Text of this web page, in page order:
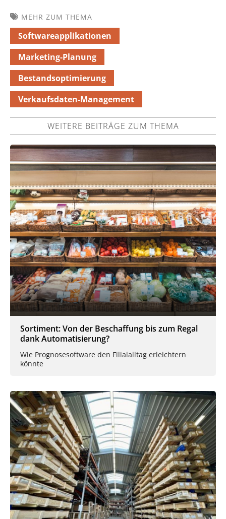
MEHR ZUM THEMA
Softwareapplikationen
Marketing-Planung
Bestandsoptimierung
Verkaufsdaten-Management
WEITERE BEITRÄGE ZUM THEMA
Sortiment: Von der Beschaffung bis zum Regal
dank Automatisierung?
Wie Prognosesoftware den Filialalltag erleichtern
könnte